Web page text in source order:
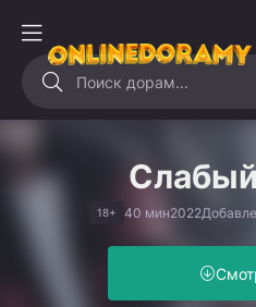
18+ 40 мин2022